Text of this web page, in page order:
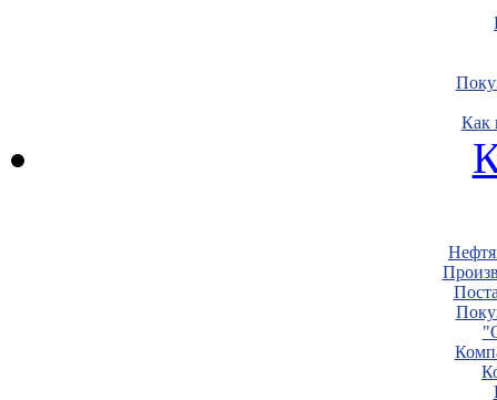
Как